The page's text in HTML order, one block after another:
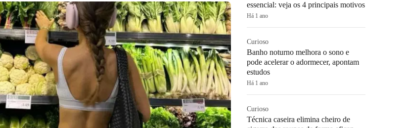
essencial: veja os 4 principais motivos
Há 1 ano
Curioso
Banho noturno melhora o sono e
pode acelerar o adormecer, apontam
estudos
Há 1 ano
Curioso
Técnica caseira elimina cheiro de